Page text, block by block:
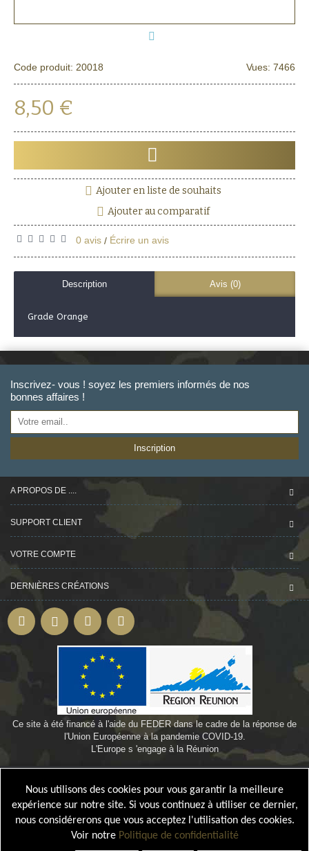
Vues: 7466
Code produit: 20018
8,50 €
Ajouter en liste de souhaits
Ajouter au comparatif
0 avis / Écrire un avis
Description Avis (0)
Grade Orange
Inscrivez- vous ! soyez les premiers informés de nos
bonnes affaires !
Inscription
A PROPOS DE ....
SUPPORT CLIENT
VOTRE COMPTE
DERNIÈRES CRÉATIONS
Ce site à été financé à l'aide du FEDER dans le cadre de la réponse de
l'Union Européenne à la pandemie COVID-19.
L'Europe s 'engage à la Réunion
Nous utilisons des cookies pour vous garantir la meilleure
expérience sur notre site. Si vous continuez à utiliser ce dernier,
nous considérerons que vous acceptez l'utilisation des cookies.
Voir notre Politique de confidentialité